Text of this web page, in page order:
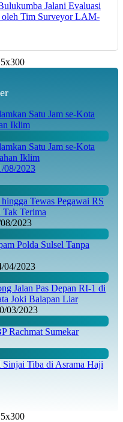
Jalani Evaluasi
oleh Tim Surveyor LAM-
Satu Jam se-Kota
Iklim
08/2023
Tewas Pegawai RS
Terima
2023
Polda Sulsel Tanpa
04/2023
Jalan Pas Depan RI-1 di
Joki Balapan Liar
03/2023
Rachmat Sumekar
Sinjai Tiba di Asrama Haji